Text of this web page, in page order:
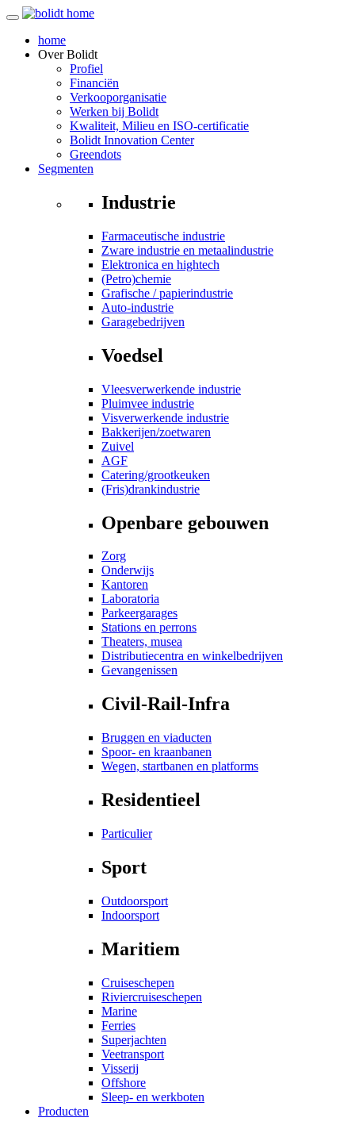
home
OverBolidt
Profiel
Financiën
Verkooporganisatie
Werken bij Bolidt
Kwaliteit, Milieu en ISO-certificatie
Bolidt Innovation Center
Greendots
Segmenten
Industrie
Farmaceutische industrie
Zware industrie en metaalindustrie
Elektronica en hightech
(Petro)chemie
Grafische / papierindustrie
Auto-industrie
Garagebedrijven
Voedsel
Vleesverwerkende industrie
Pluimvee industrie
Visverwerkende industrie
Bakkerijen/zoetwaren
Zuivel
AGF
Catering/grootkeuken
(Fris)drankindustrie
Openbare gebouwen
Zorg
Onderwijs
Kantoren
Laboratoria
Parkeergarages
Stations en perrons
Theaters, musea
Distributiecentra en winkelbedrijven
Gevangenissen
Civil-Rail-Infra
Bruggen en viaducten
Spoor- en kraanbanen
Wegen, startbanen en platforms
Residentieel
Particulier
Sport
Outdoorsport
Indoorsport
Maritiem
Cruiseschepen
Riviercruiseschepen
Marine
Ferries
Superjachten
Veetransport
Visserij
Offshore
Sleep- en werkboten
Producten